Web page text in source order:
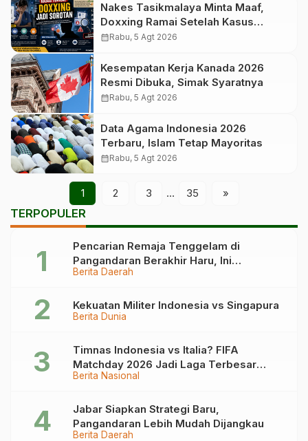
Nakes Tasikmalaya Minta Maaf,
Doxxing Ramai Setelah Kasus
Yurizal
calendar_monthRabu, 5 Agt 2026
Kesempatan Kerja Kanada 2026
Resmi Dibuka, Simak Syaratnya
calendar_monthRabu, 5 Agt 2026
Data Agama Indonesia 2026
Terbaru, Islam Tetap Mayoritas
calendar_monthRabu, 5 Agt 2026
1 2 3 … 35 »
TERPOPULER
Berita Daerah
Pencarian Remaja Tenggelam di
Pangandaran Berakhir Haru, Ini
Kronologinya
Berita Dunia
Kekuatan Militer Indonesia vs Singapura
Berita Nasional
Timnas Indonesia vs Italia? FIFA
Matchday 2026 Jadi Laga Terbesar
Garuda!
Berita Daerah
Jabar Siapkan Strategi Baru,
Pangandaran Lebih Mudah Dijangkau